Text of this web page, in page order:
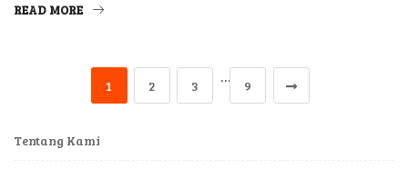
READ MORE
1 2 3
…
9
Tentang Kami